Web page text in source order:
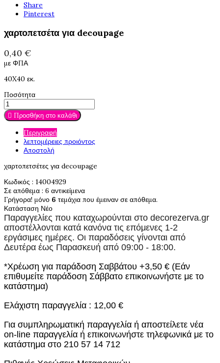
Share
Pinterest
χαρτοπετσέτα για decoupage
0,40 €
με ΦΠΑ
40X40 εκ.
Ποσότητα
 Προσθήκη στο καλάθι
Περιγραφή
λεπτομέρειες προιόντος
Αποστολή
χαρτοπετσέτες για decoupage
Κωδικός : 14004929
Σε απόθεμα : 6 αντικείμενα
Γρήγορα! μόνο 6 τεμάχια που έμειναν σε απόθεμα.
Κατάσταση Νέο
Παραγγελίες που καταχωρούνται στο decorezerva.gr
αποστέλλονται κατά κανόνα τις επόμενες 1-2
εργάσιμες ημέρες. Οι παραδόσεις γίνονται από
Δευτέρα έως Παρασκευή από 09:00 - 18:00.
*Χρέωση για παράδοση Σαββάτου +3,50 € (Εάν
επιθυμείτε παράδοση Σάββατο επικοινωνήστε με το
κατάστημα)
Ελάχιστη παραγγελία : 12,00 €
Για συμπληρωματική παραγγελία ή αποστείλετε νέα
on-line παραγγελία ή επικοινωνήστε τηλεφωνικά με το
κατάστημα στο 210 57 14 712